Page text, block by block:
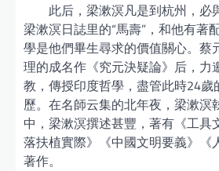
此后，梁漱溟凡是到杭州，必
梁漱溟日誌里的“馬壽”，和他有著
學是他們畢生尋求的價值關心。蔡
理的成名作《究元決疑論》后，力
教，傳授印度哲學，盡管此時24歲
歷。在名師云集的北年夜，梁漱溟
中，梁漱溟撰述甚豐，著有《工具
落扶植實際》《中國文明要義》《
著作。